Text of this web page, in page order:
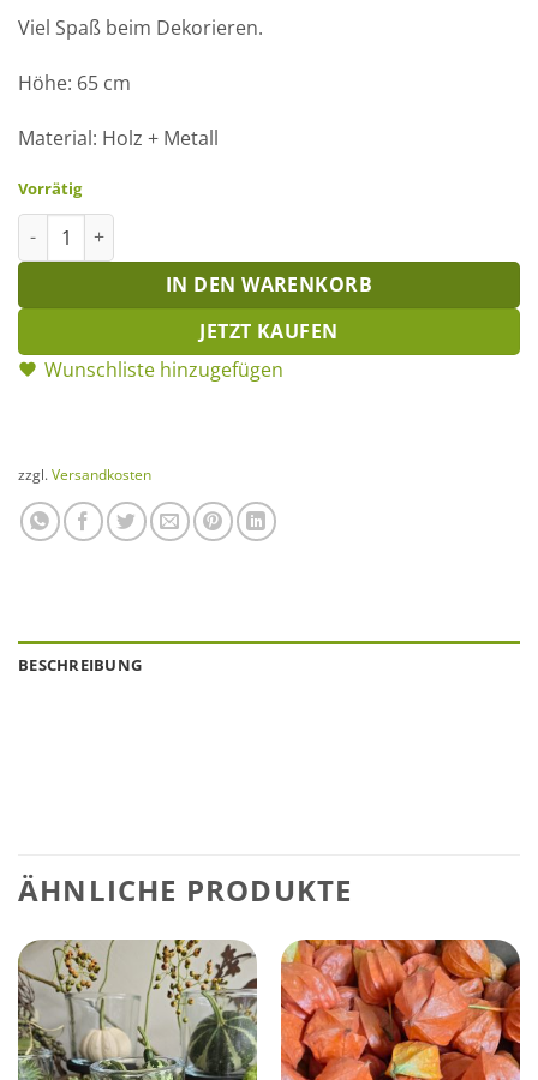
Viel Spaß beim Dekorieren.
Höhe: 65 cm
Material: Holz + Metall
Vorrätig
Hase natur auf Stab 65cm Menge
IN DEN WARENKORB
JETZT KAUFEN
Wunschliste hinzugefügen
zzgl. Versandkosten
BESCHREIBUNG
ÄHNLICHE PRODUKTE